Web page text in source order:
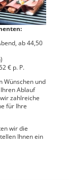
ab 44,50
€ p. P.
Wünschen und
Ablauf
zahlreiche
für Ihre
wir die
Ihnen ein